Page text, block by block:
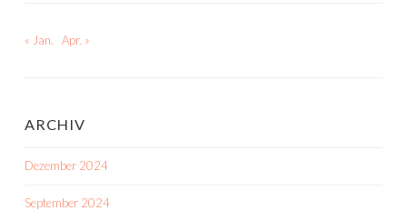
« Jan. Apr. »
ARCHIV
Dezember 2024
September 2024